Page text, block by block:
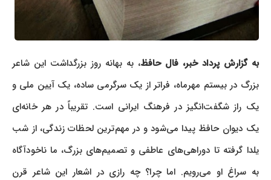
به گزارش پرداد خبر، فال حافظ، به بهانه روز بزرگداشت این شاعر
بزرگ در بیستم مهرماه، فراتر از یک سرگرمی ساده، یک آیین ملی و
یک راز شگفت‌انگیز در فرهنگ ایرانی است. تقریباً در هر خانه‌ای
یک دیوان حافظ پیدا می‌شود و در مهم‌ترین لحظات زندگی، از شب
یلدا گرفته تا دوراهی‌های عاطفی و تصمیم‌های بزرگ، ما ناخودآگاه
به سراغ او می‌رویم. اما چرا؟ چه رازی در اشعار این شاعر قرن